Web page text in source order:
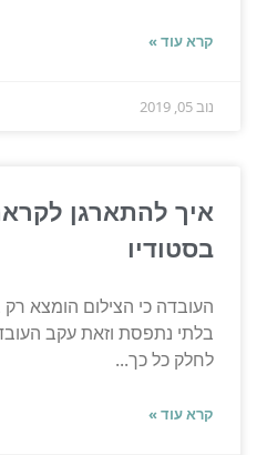
קרא עוד »
נוב 05, 2019
איך להתארגן
בסטודיו
בלתי נתפסת וזאת עקב
לחלק כל כך...
קרא עוד »